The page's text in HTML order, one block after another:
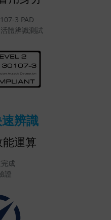
3 PAD
體辨識測試
辨識
運算
成
證